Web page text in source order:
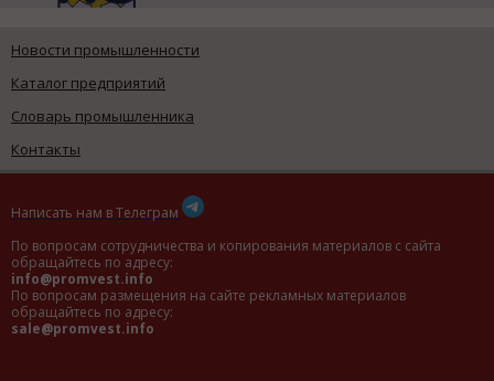
Новости промышленности
Каталог предприятий
Словарь промышленника
Контакты
Написать нам в Телеграм
По вопросам сотрудничества и копирования материалов с сайта
обращайтесь по адресу:
info@promvest.info
По вопросам размещения на сайте рекламных материалов
обращайтесь по адресу:
sale@promvest.info